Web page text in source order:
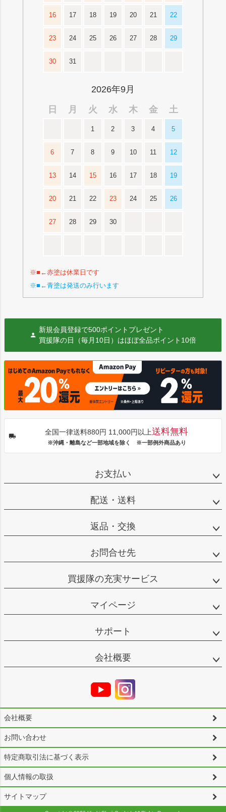
16 17 18 19 20 21 22
23 24 25 26 27 28 29
30 31
2026年9月
日
月 火 水 木 金 土
1 2 3 4 5
6 7 8 9 10 11 12
13 14 15 16 17 18 19
20 21 22 23 24 25 26
27 28 29 30
※■←赤塗は休業日です
※■←青塗は発送のみ行います
新規会員登録で500ポイントプレゼント
買援隊の日（毎月10日）はほぼ全品ポイント10倍
全国一律送料880円 11,000円以上送料無料
※沖縄・離島など一部地域を除く ※一部例外商品あり
お支払い
配送・送料
返品・交換
お問合せ先
買援隊の充実サービス
マイページ
サポート
会社概要
会社概要
お問い合わせ
特定商取引法に基づく表示
個人情報の取扱
サイトマップ